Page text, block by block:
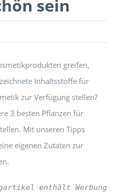
sein
greifen,
Inhaltsstoffe für
zur Verfügung stellen?
3 besten Pflanzen für
Mit unseren Tipps
eigenen Zutaten zur
enthält Werbung